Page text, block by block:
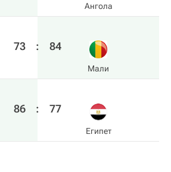
Ангола
73 : 84
Мали
86 : 77
Египет